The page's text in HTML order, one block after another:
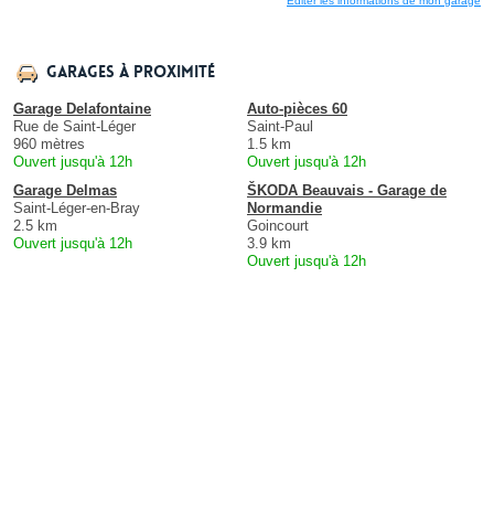
Garages à proximité
Garage Delafontaine
Rue de Saint-Léger
960 mètres
Ouvert jusqu'à 12h
Auto-pièces 60
Saint-Paul
1.5 km
Ouvert jusqu'à 12h
Garage Delmas
Saint-Léger-en-Bray
2.5 km
Ouvert jusqu'à 12h
ŠKODA Beauvais - Garage de
Normandie
Goincourt
3.9 km
Ouvert jusqu'à 12h